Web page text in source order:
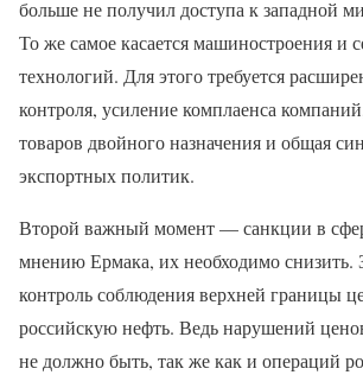
больше не получил доступа к западной
То же самое касается машиностроения и
технологий. Для этого требуется
контроля, усиление комплаенса
товаров двойного назначения и общая
экспортных политик.
Второй важный момент — санкции в
мнению Ермака, их необходимо снизить.
контроль соблюдения верхней границы
российскую нефть. Ведь нарушений
не должно быть, так же как и операций